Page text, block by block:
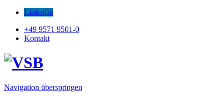
LinkedIn
+49 9571 9501-0
Kontakt
Navigation überspringen